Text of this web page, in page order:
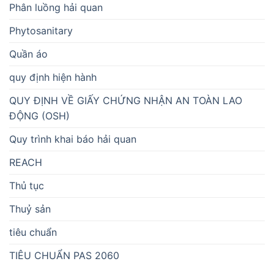
Phân luồng hải quan
Phytosanitary
Quần áo
quy định hiện hành
QUY ĐỊNH VỀ GIẤY CHỨNG NHẬN AN TOÀN LAO
ĐỘNG (OSH)
Quy trình khai báo hải quan
REACH
Thủ tục
Thuỷ sản
tiêu chuẩn
TIÊU CHUẨN PAS 2060